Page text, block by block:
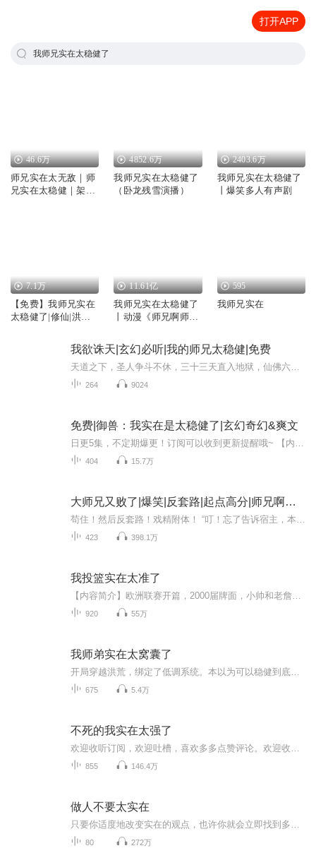
打开APP
我师兄实在太稳健了
46.6万
师兄实在太无敌｜师
兄实在太稳健｜架空
4852.6万
我师兄实在太稳健了
（卧龙残雪演播）
2403.6万
我师兄实在太稳健了
丨爆笑多人有声剧
7.1万
【免费】我师兄实在
太稳健了|修仙|洪荒
11.61亿
我师兄实在太稳健了
丨动漫《师兄啊师
大领衔演绎
595
我师兄实在
我欲诛天|玄幻必听|我的师兄太稳健|免费
264 9024
免费|御兽：我实在是太稳健了|玄幻奇幻&爽文
404 15.7万
大师兄又败了|爆笑|反套路|起点高分|师兄啊师兄|戏精|杀伐果断|太稳健了
423 398.1万
我投篮实在太准了
920 55万
我师弟实在太窝囊了
675 5.4万
不死的我实在太强了
855 146.4万
做人不要太实在
80 272万